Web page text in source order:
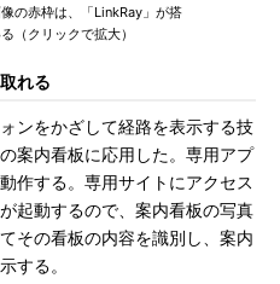
の赤枠は、「LinkRay」が搭
（クリックで拡大）
れる
ンをかざして経路を表示する技
案内看板に応用した。専用アプ
作する。専用サイトにアクセス
起動するので、案内看板の写真
その看板の内容を識別し、案内
する。